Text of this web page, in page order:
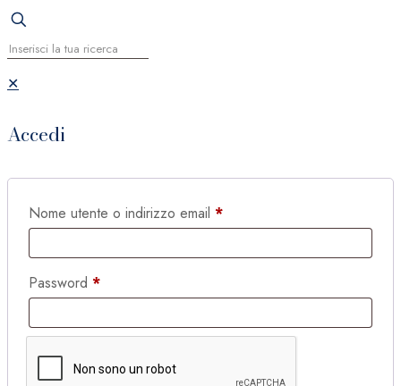
✕
Accedi
Nome utente o indirizzo email *
Password *